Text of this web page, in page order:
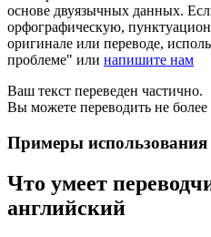
основе двуязычных данных.
орфографическую,
оригинале или переводе,
проблеме" или напишите нам
Ваш текст переведен частично.
Вы можете переводить не более
Примеры использования
Что умеет
английский